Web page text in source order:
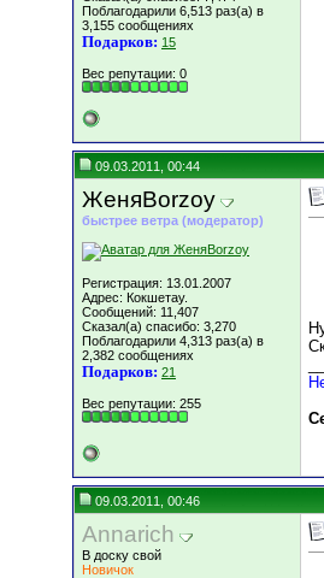
Поблагодарили 6,513 раз(а) в
3,155 сообщениях
Подарков: 15
Вес репутации: 0
09.03.2011, 00:44
ЖеняBorzoy
быстрее ветра (модератор)
Регистрация: 13.01.2007
Адрес: Кокшетау.
Сообщений: 11,407
Сказал(а) спасибо: 3,270
Поблагодарили 4,313 раз(а) в
2,382 сообщениях
Подарков: 21
Вес репутации: 255
09.03.2011, 00:46
Annarich
В доску свой
Новичок